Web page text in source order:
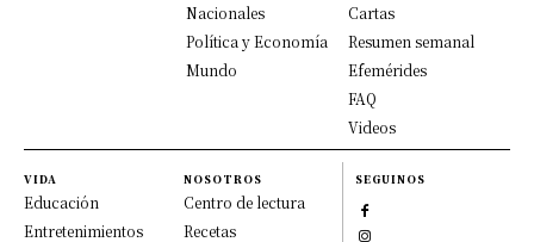
Nacionales
Política y Economía
Mundo
Cartas
Resumen semanal
Efemérides
FAQ
Videos
VIDA
Educación
Entretenimientos
NOSOTROS
Centro de lectura
Recetas
SEGUINOS